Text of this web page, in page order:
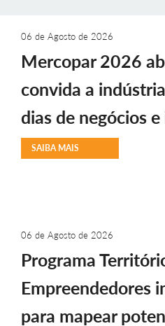
06 de Agosto de 2026
Mercopar 2026
convida a
dias de negócios
SAIBA MAIS
06 de Agosto de 2026
Programa
Empreendedores
para mapear